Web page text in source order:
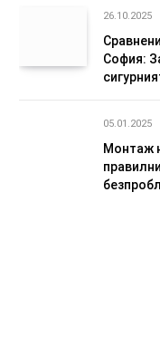
26.10.2025
София:
05.01.2025
Монтаж